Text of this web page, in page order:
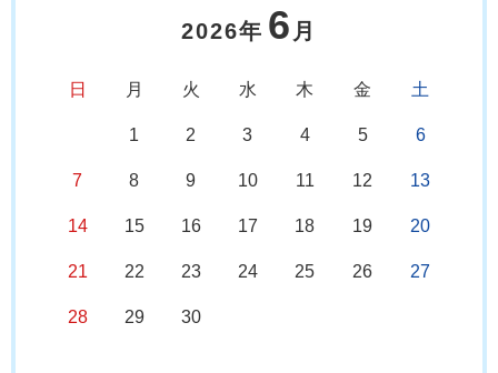
2026年 6 月
日 月 火 水 木 金 土
1 2 3 4 5 6
7 8 9 10 11 12 13
14 15 16 17 18 19 20
21 22 23 24 25 26 27
28 29 30